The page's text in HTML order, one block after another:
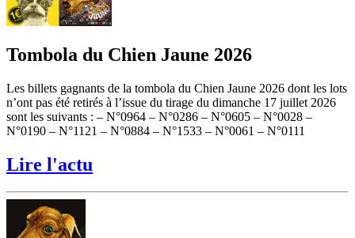
Tombola du Chien Jaune 2026
Les billets gagnants de la tombola du Chien Jaune 2026 dont les lots
n’ont pas été retirés à l’issue du tirage du dimanche 17 juillet 2026
sont les suivants : – N°0964 – N°0286 – N°0605 – N°0028 –
N°0190 – N°1121 – N°0884 – N°1533 – N°0061 – N°0111
Lire l'actu